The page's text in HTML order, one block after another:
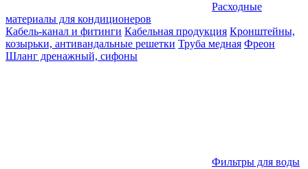
Расходные
материалы для кондиционеров
Кабель-канал и фитинги Кабельная продукция Кронштейны,
козырьки, антивандальные решетки Труба медная Фреон
Шланг дренажный, сифоны
Фильтры для воды